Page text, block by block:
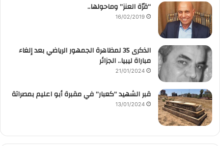
“قرّة العنز” وماحولها..
16/02/2019
الذكرى 35 لمظاهرة الجمهور الرياضي بعد إلغاء
مباراة ليبيا.. الجزائر
21/01/2024
قبر الشهيد “كعبار” في مقبرة أبو اعليم بمصراتة
13/01/2024